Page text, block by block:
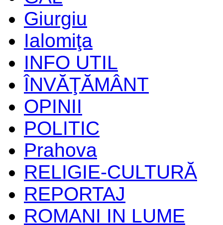
Giurgiu
Ialomiţa
INFO UTIL
ÎNVĂŢĂMÂNT
OPINII
POLITIC
Prahova
RELIGIE-CULTURĂ
REPORTAJ
ROMANI IN LUME